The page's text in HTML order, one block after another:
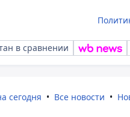
в сравнении
сегодня Все новости